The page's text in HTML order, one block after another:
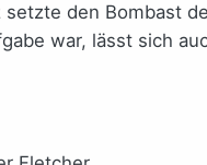
den Bombast
war, lässt sich